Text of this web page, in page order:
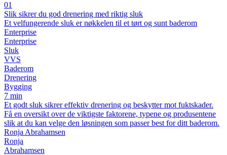
01
Slik sikrer du god drenering med riktig sluk
Et velfungerende sluk er nøkkelen til et tørt og sunt baderom
Enterprise
Enterprise
Sluk
VVS
Baderom
Drenering
Bygging
7 min
Et godt sluk sikrer effektiv drenering og beskytter mot fuktskader.
Få en oversikt over de viktigste faktorene, typene og produsentene
slik at du kan velge den løsningen som passer best for ditt baderom.
Ronja Abrahamsen
Ronja
Abrahamsen